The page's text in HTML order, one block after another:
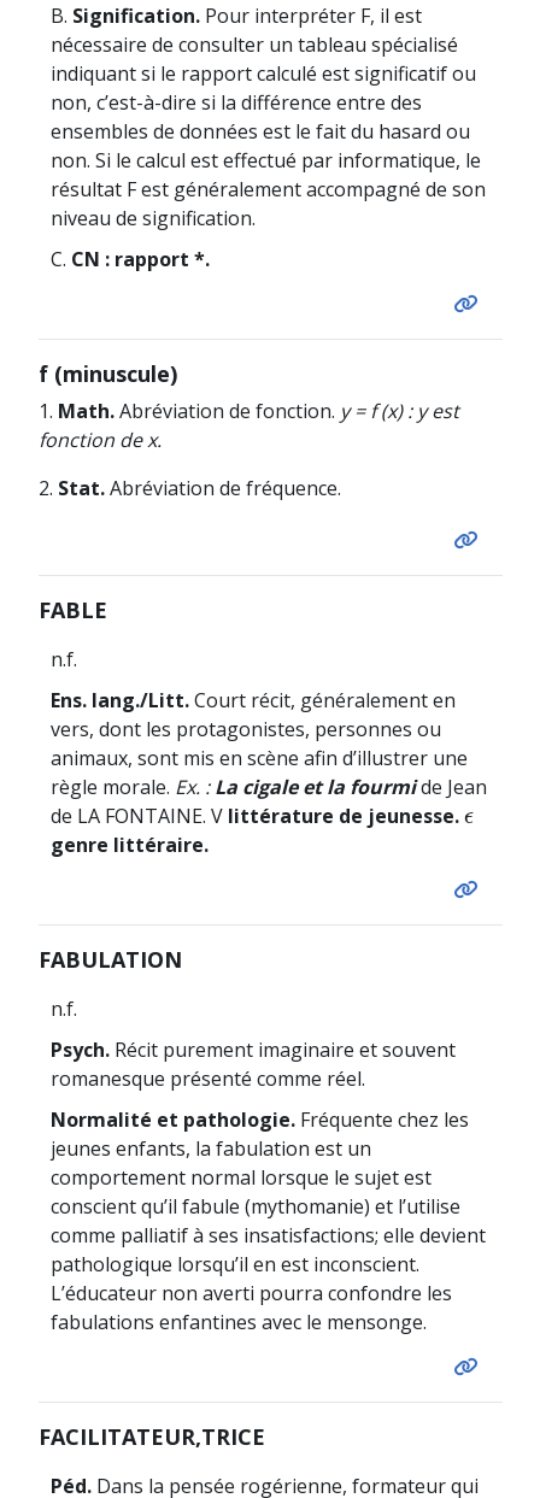
B. Signification.Pour interpréter F, il est
nécessaire de consulter un tableau spécialisé
indiquant si le rapport calculé est significatif ou
non, c’est-à-dire si la différence entre des
ensembles de données est le fait du hasard ou
non. Si le calcul est effectué par informatique, le
résultat F est généralement accompagné de son
niveau de signification.
C. CN : rapport *.
f (minuscule)
1. Math.Abréviation de fonction. y = f (x) : y est
fonction de x.
2. Stat.Abréviation de fréquence.
FABLE
n.f.
Ens. lang./Litt.Court récit, généralement en
vers, dont les protagonistes, personnes ou
animaux, sont mis en scène afin d’illustrer une
règle morale. Ex. :La cigale et la fourmide Jean
de LA FONTAINE. V littérature de jeunesse. ϵ
ϵ
genre littéraire.
FABULATION
n.f.
Psych. Récit purement imaginaire et souvent
romanesque présenté comme réel.
Normalité et pathologie.Fréquente chez les
jeunes enfants, la fabulation est un
comportement normal lorsque le sujet est
conscient qu’il fabule (mythomanie) et l’utilise
comme palliatif à ses insatisfactions; elle devient
pathologique lorsqu’il en est inconscient.
L’éducateur non averti pourra confondre les
fabulations enfantines avec le mensonge.
FACILITATEUR,TRICE
Péd. Dans la pensée rogérienne, formateur qui